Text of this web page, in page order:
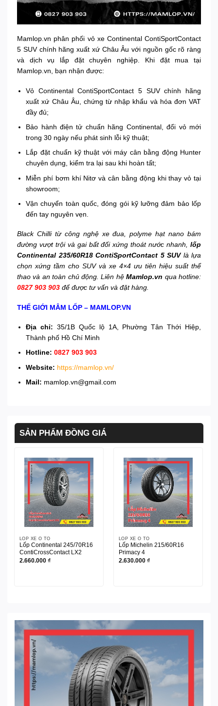
Mamlop.vn phân phối vỏ xe Continental ContiSportContact
5 SUV chính hãng xuất xứ Châu Âu với nguồn gốc rõ ràng
và dịch vụ lắp đặt chuyên nghiệp. Khi đặt mua tại
Mamlop.vn, bạn nhận được:
Vỏ Continental ContiSportContact 5 SUV chính hãng
xuất xứ Châu Âu, chứng từ nhập khẩu và hóa đơn VAT
đầy đủ;
Bảo hành điện tử chuẩn hãng Continental, đổi vỏ mới
trong 30 ngày nếu phát sinh lỗi kỹ thuật;
Lắp đặt chuẩn kỹ thuật với máy cân bằng động Hunter
chuyên dụng, kiểm tra lại sau khi hoàn tất;
Miễn phí bơm khí Nitơ và cân bằng động khi thay vỏ tại
showroom;
Vận chuyển toàn quốc, đóng gói kỹ lưỡng đảm bảo lốp
đến tay nguyên vẹn.
Black Chilli từ công nghệ xe đua, polyme hạt nano bám
đường vượt trội và gai bất đối xứng thoát nước nhanh, lốp
Continental 235/60R18 ContiSportContact 5 SUVlà lựa
chọn xứng tầm cho SUV và xe 4×4 ưu tiên hiệu suất thể
thao và an toàn chủ động. Liên hệMamlop.vn qua hotline:
0827 903 903 để được tư vấn và đặt hàng.
THẾ GIỚI MÂM LỐP – MAMLOP.VN
Địa chỉ: 35/1B Quốc lộ 1A, Phường Tân Thới Hiệp,
Thành phố Hồ Chí Minh
Hotline:0827 903 903
Website: https://mamlop.vn/
Mail: mamlop.vn@gmail.com
SẢN PHẨM ĐỒNG GIÁ
LỐP XE Ô TÔ
Lốp Continental 245/70R16
ContiCrossContact LX2
2.660.000 ₫
LỐP XE Ô TÔ
Lốp Michelin 215/60R16
Primacy 4
2.630.000 ₫